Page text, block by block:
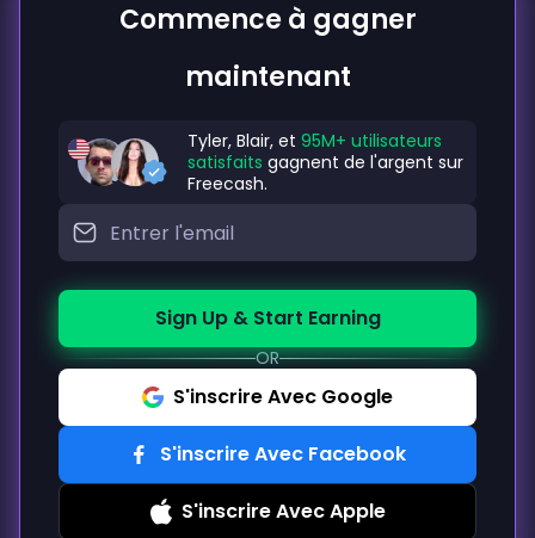
Commence à gagner
maintenant
Tyler, Blair, et 95M+ utilisateurs
satisfaits gagnent de l'argent sur
Freecash.
Sign Up & Start Earning
OR
S'inscrire Avec Google
S'inscrire Avec Facebook
S'inscrire Avec Apple